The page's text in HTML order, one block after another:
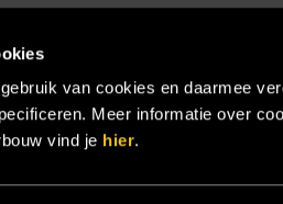
van cookies en daarmee
Meer informatie over
vind je hier.